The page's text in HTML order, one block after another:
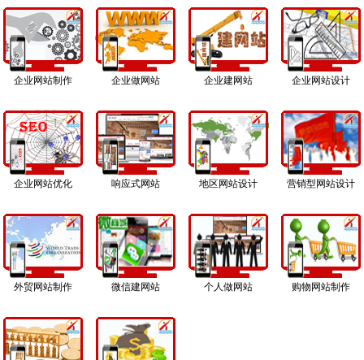
企业网站制作 企业做网站 企业建网站 企业网站设计
企业网站优化 响应式网站 地区网站设计 营销型网站设计
外贸网站制作 微信建网站 个人做网站 购物网站制作